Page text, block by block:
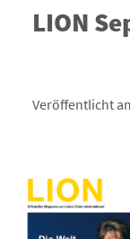
LION
Veröffentlicht